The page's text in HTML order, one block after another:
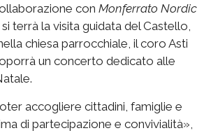
con Monferrato Nordic
si terrà la visita guidata del Castello,
chiesa parrocchiale, il coro Asti
un concerto dedicato alle
accogliere cittadini, famiglie e
di partecipazione e convivialità»,